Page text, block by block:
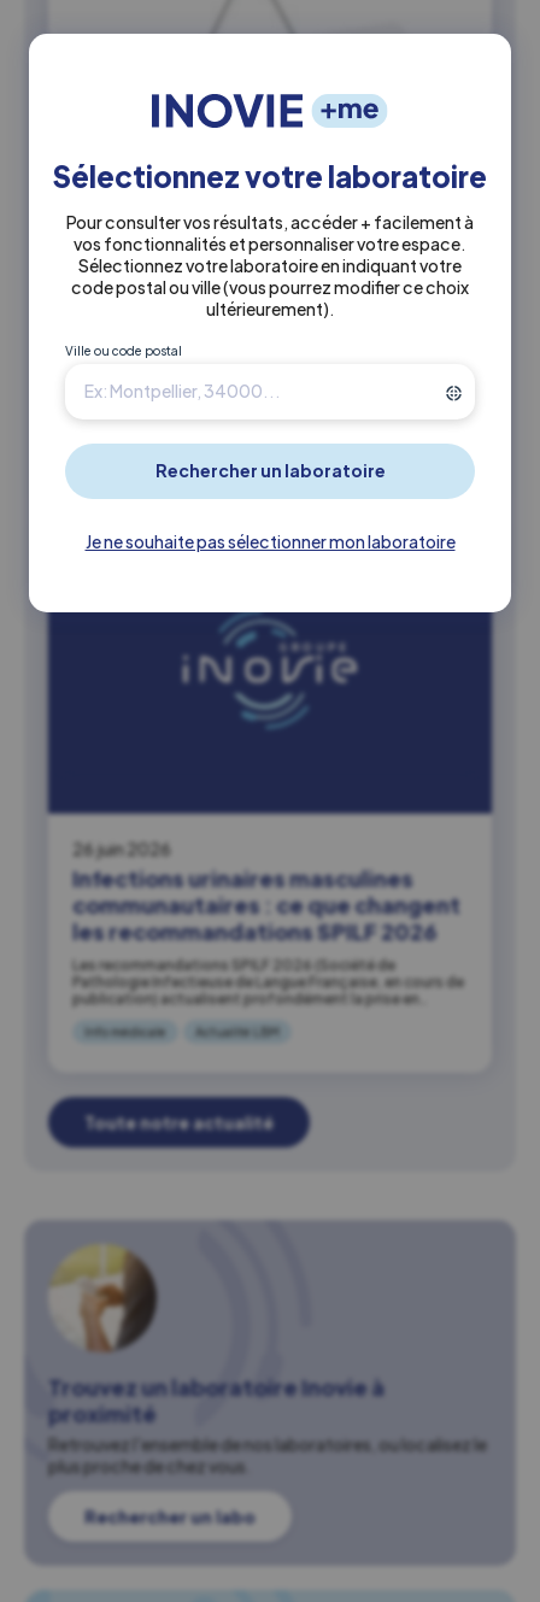
Sélectionnez votre laboratoire
Pour consulter vos résultats, accéder + facilement à
vos fonctionnalités et personnaliser votre espace.
Sélectionnez votre laboratoire en indiquant votre
code postal ou ville(vous pourrez modifier ce choix
ultérieurement).
Ville ou code postal
Je ne souhaite pas sélectionner mon laboratoire
29 juin 2026
Horaires
A compter du lundi 29 Juin 2026, votre laboratoire
semaine et ouvrira…
26 juin 2026
Infections urinaires masculines
communautaires : ce que changent
les recommandations SPILF 2026
Les recommandations SPILF 2026 (Société de
Pathologie Infectieuse de Langue Française, en cours de
publication) actualisent profondément la prise en…
Info médicale Actualité LBM
Toute notre actualité
Trouvez un laboratoire Inovie à
proximité
Retrouvez l'ensemble de nos laboratoires, ou localisez le
plus proche de chez vous.
Rechercher un labo